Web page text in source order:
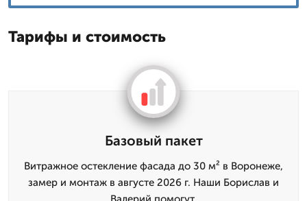
Тарифы и стоимость
Базовый пакет
Витражное остекление фасада до 30 м² в Воронеже,
замер и монтаж в августе 2026 г. Наши Борислав и